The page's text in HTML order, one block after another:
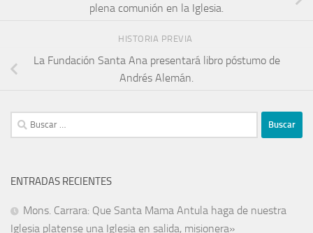
plena comunión en la Iglesia.
HISTORIA PREVIA
La Fundación Santa Ana presentará libro póstumo de
Andrés Alemán.
ENTRADAS RECIENTES
Mons. Carrara: Que Santa Mama Antula haga de nuestra
Iglesia platense una Iglesia en salida, misionera»